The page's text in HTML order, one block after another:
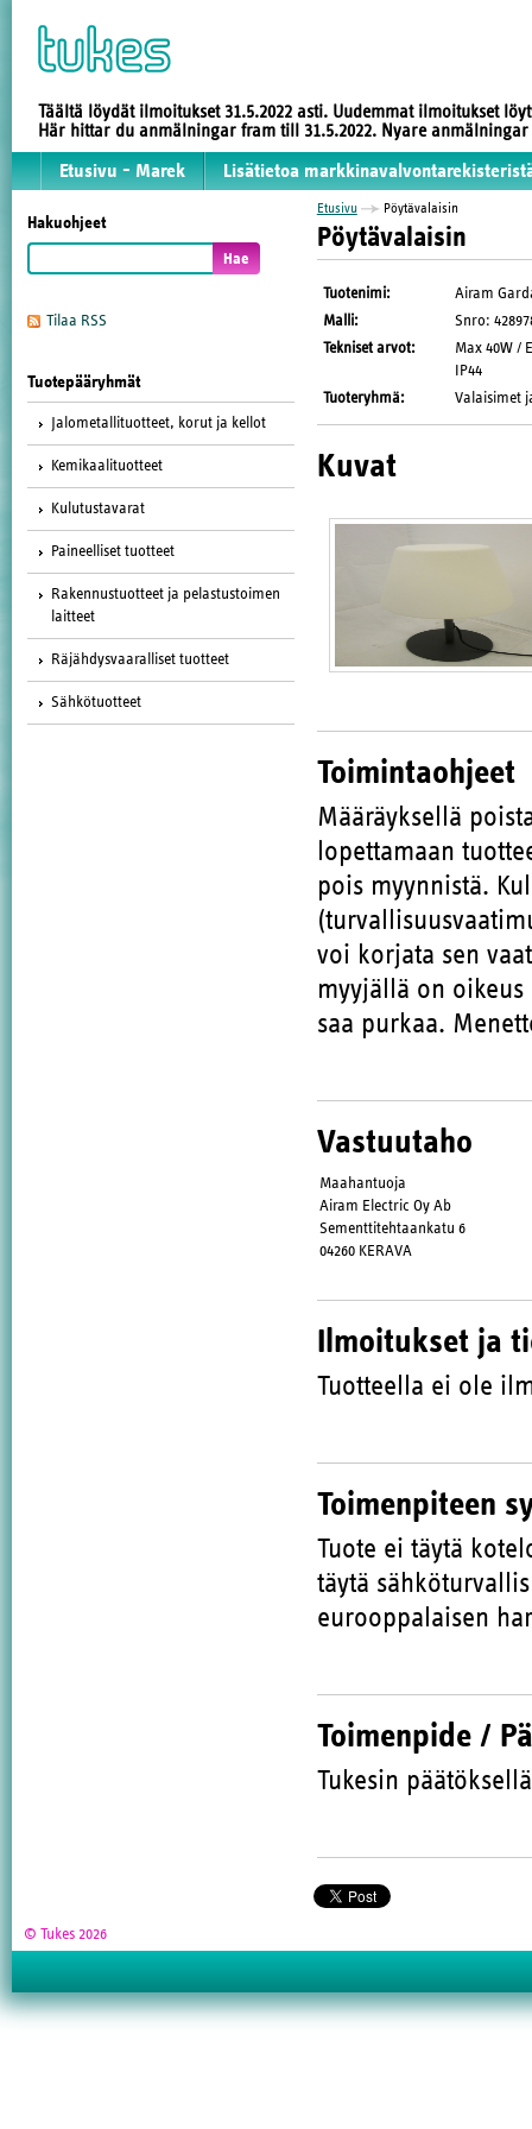
Täältä löydät ilmoitukset 31.5.2022 asti. Uudemmat ilmoitukset
Här hittar du anmälningar fram till 31.5.2022. Nyare
Etusivu - Marek Lisätietoa
Hakuohjeet
Tilaa RSS
Tuotepääryhmät
Jalometallituotteet, korut ja kellot
Kemikaalituotteet
Kulutustavarat
Paineelliset tuotteet
Rakennustuotteet ja pelastustoimen
laitteet
Räjähdysvaaralliset tuotteet
Sähkötuotteet
Etusivu Pöytävalaisin
Pöytävalaisin
Tuotenimi:
Airam
Malli:
Snro:
Tekniset arvot:
Max 40W /
IP44
Tuoteryhmä: Valaisimet
Kuvat
Toimintaohjeet
Määräyksellä
lopettamaan
pois myynnistä.
voi korjata sen
myyjällä on
saa purkaa.
Vastuutaho
Maahantuoja
Airam Electric Oy Ab
Sementtitehtaankatu 6
04260 KERAVA
Ilmoitukset ja
Tuotteella ei ole
Toimenpiteen
Tuote ei täytä
täytä
eurooppalaisen
Toimenpide /
Tukesin
© Tukes 2026